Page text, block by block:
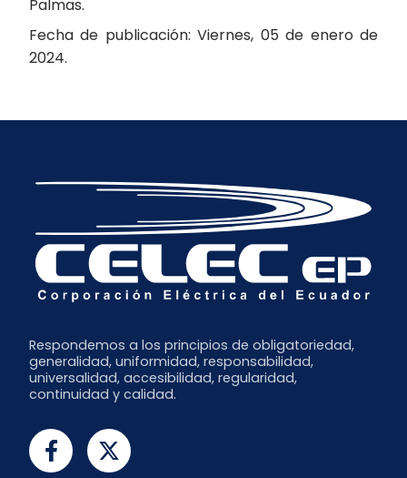
Palmas.
Fecha de publicación: Viernes, 05 de enero de
2024.
Respondemos a los principios de obligatoriedad,
generalidad, uniformidad, responsabilidad,
universalidad, accesibilidad, regularidad,
continuidad y calidad.